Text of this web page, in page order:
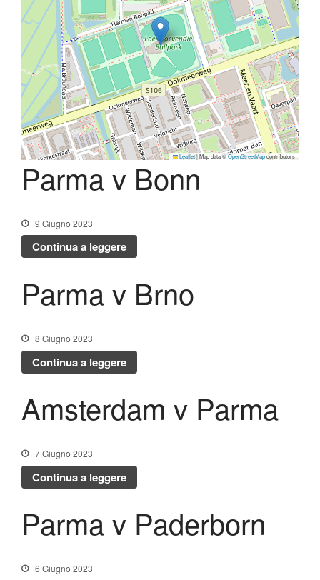
Shop
Leaflet|Map data ©OpenStreetMapcontributors
Parma v Bonn
9 Giugno 2023
Continua a leggere
Parma v Brno
8 Giugno 2023
Continua a leggere
Amsterdam v Parma
7 Giugno 2023
Continua a leggere
Parma v Paderborn
6 Giugno 2023